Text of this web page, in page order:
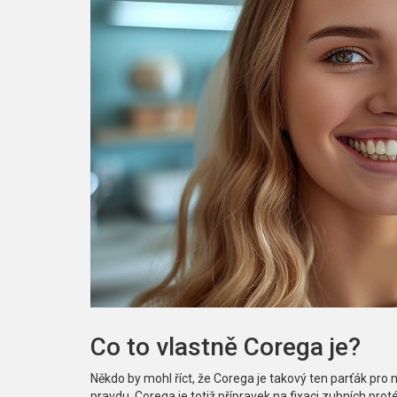
Co to vlastně Corega je?
Někdo by mohl říct, že Corega je takový ten parťák